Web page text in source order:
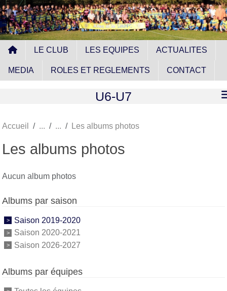
LE CLUB LES EQUIPES ACTUALITES
MEDIA ROLES ET REGLEMENTS CONTACT
U6-U7
Accueil Les albums photos
Les albums photos
Aucun album photos
Albums par saison
Saison 2019-2020
Saison 2020-2021
Saison 2026-2027
Albums par équipes
Panneau de gestion des cookies